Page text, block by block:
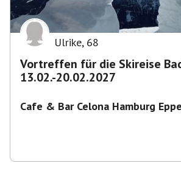
Ulrike, 68
Vortreffen für die Skireise
13.02.-20.02.2027
Cafe & Bar Celona Hamburg